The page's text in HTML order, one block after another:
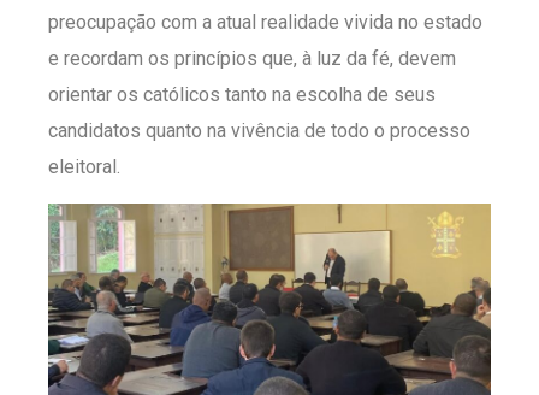
preocupação com a atual realidade vivida no estado
e recordam os princípios que, à luz da fé, devem
orientar os católicos tanto na escolha de seus
candidatos quanto na vivência de todo o processo
eleitoral.